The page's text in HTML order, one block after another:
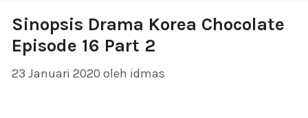
Sinopsis Drama Korea Chocolate
Episode 16 Part 2
23 Januari 2020 oleh idmas